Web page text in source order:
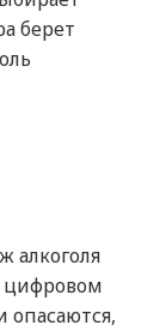
берет
алкоголя
цифровом
опасаются,